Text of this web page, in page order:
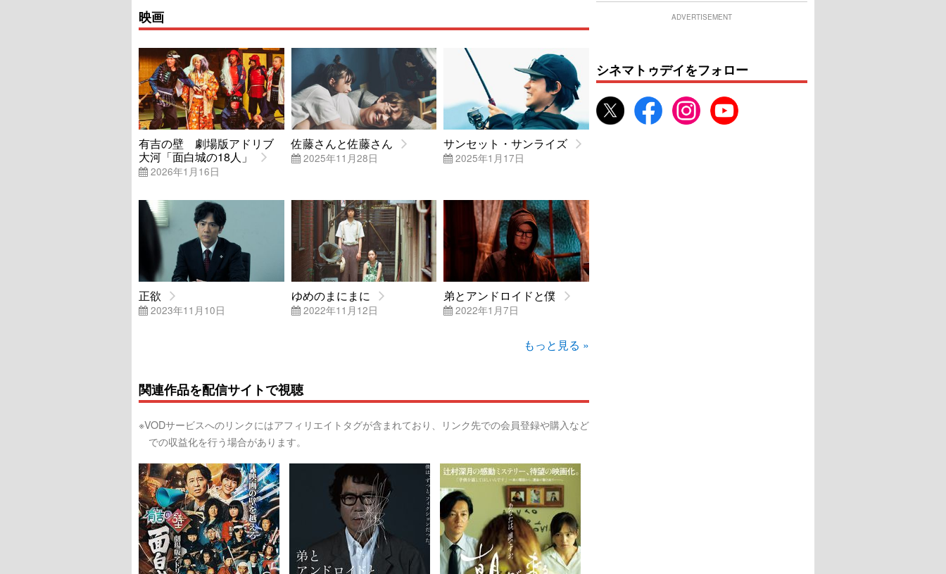
映画
有吉の壁 劇場版アドリブ
大河「面白城の18人」
2026年1月16日
佐藤さんと佐藤さん
2025年11月28日
サンセット・サンライズ
2025年1月17日
正欲
2023年11月10日
ゆめのまにまに
2022年11月12日
弟とアンドロイドと僕
2022年1月7日
もっと見る »
関連作品を配信サイトで視聴
※VODサービスへのリンクにはアフィリエイトタグが含まれており、リンク先での会員登録や購入など
での収益化を行う場合があります。
ADVERTISEMENT
シネマトゥデイをフォロー